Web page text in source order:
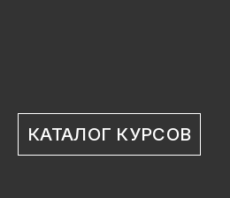
КАТАЛОГ КУРСОВ